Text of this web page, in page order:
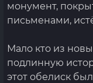
монумент,
письменами,
Мало кто из
подлинную
этот обелиск